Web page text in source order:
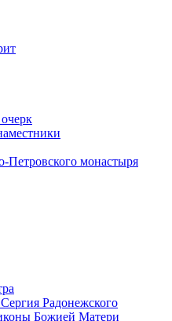
Петровского монастыря
Радонежского
Божией Матери